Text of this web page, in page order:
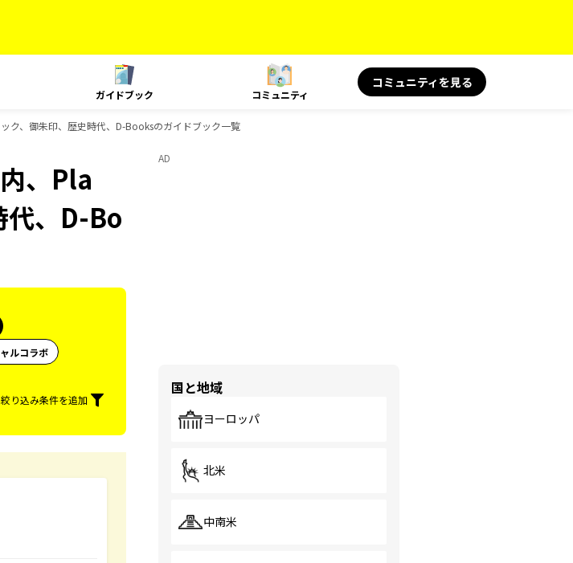
ガイドブック コミュニティ
コミュニティを見る
ク、御朱印、歴史時代、D-Booksのガイドブック一覧
、Pla
代、D-Bo
ルコラボ
絞り込み条件を追加
AD
国と地域
ヨーロッパ
北米
中南米